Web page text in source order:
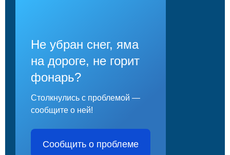
Не убран снег, яма
на дороге, не горит
фонарь?
Столкнулись с проблемой —
сообщите о ней!
Сообщить о проблеме